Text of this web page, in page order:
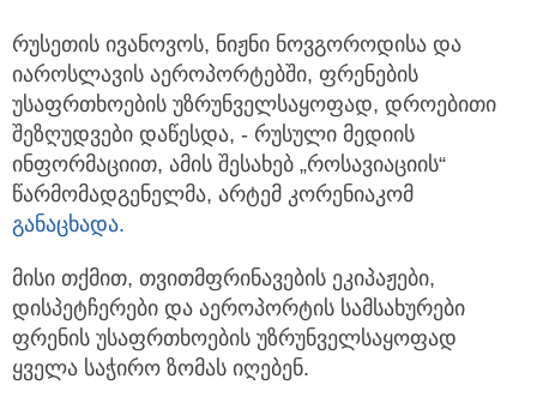
რუსეთის ივანოვოს, ნიჟნი ნოვგოროდისა და
იაროსლავის აეროპორტებში, ფრენების
უსაფრთხოების უზრუნველსაყოფად, დროებითი
შეზღუდვები დაწესდა, - რუსული მედიის
ინფორმაციით, ამის შესახებ „როსავიაციის“
წარმომადგენელმა, არტემ კორენიაკომ
განაცხადა.
მისი თქმით, თვითმფრინავების ეკიპაჟები,
დისპეტჩერები და აეროპორტის სამსახურები
ფრენის უსაფრთხოების უზრუნველსაყოფად
ყველა საჭირო ზომას იღებენ.